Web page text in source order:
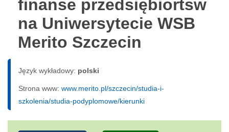
finanse przedsiębiortsw
na Uniwersytecie WSB
Merito Szczecin
Język wykładowy: polski
Strona www: www.merito.pl/szczecin/studia-i-
szkolenia/studia-podyplomowe/kierunki